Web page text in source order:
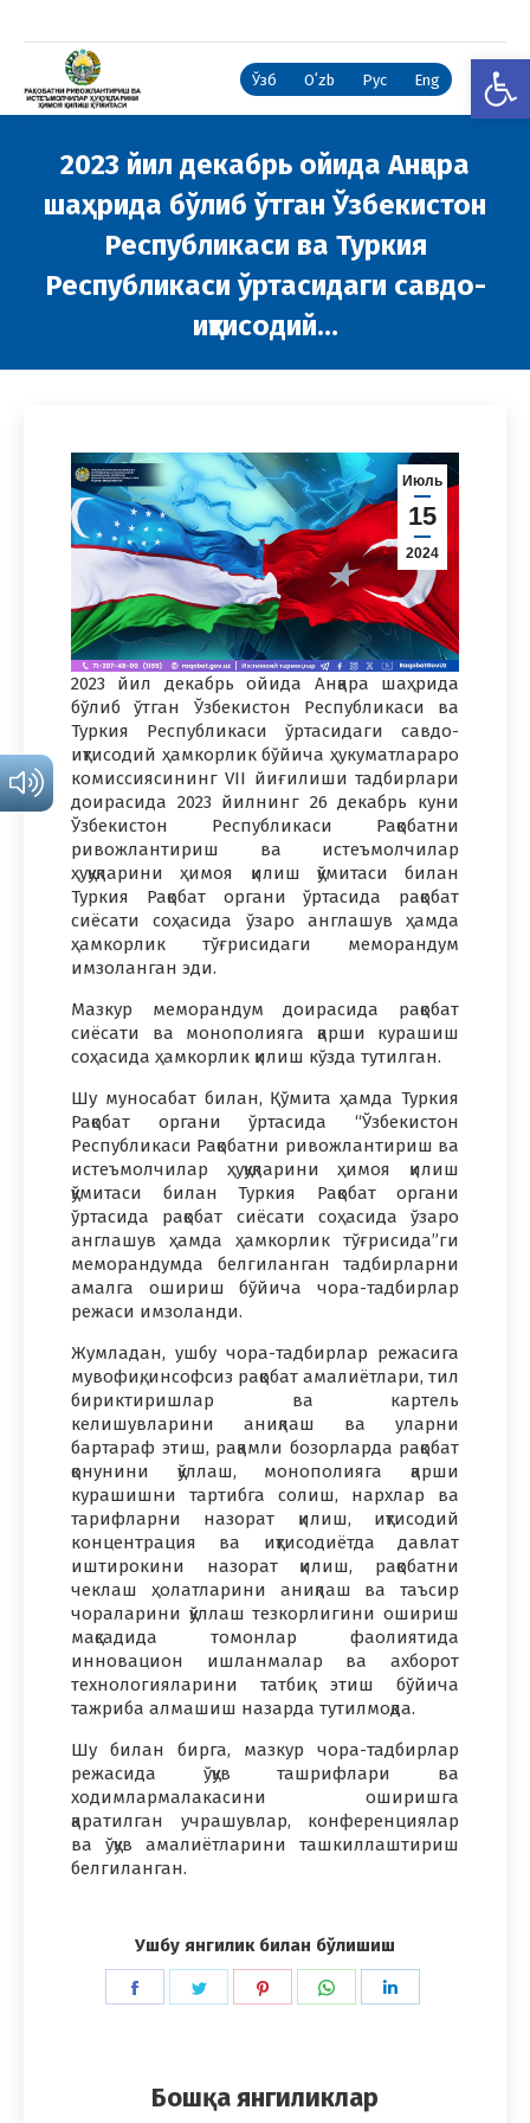
Ўзб Oʻzb Рус Eng
2023 йил декабрь ойида Анқара
шаҳрида бўлиб ўтган Ўзбекистон
Республикаси ва Туркия
Республикаси ўртасидаги савдо-
иқтисодий…
Июль
15
2024
2023 йил декабрь ойида Анқара шаҳрида
бўлиб ўтган Ўзбекистон Республикаси ва
Туркия Республикаси ўртасидаги савдо-
иқтисодий ҳамкорлик бўйича ҳукуматлараро
комиссиясининг VII йиғилиши тадбирлари
доирасида 2023 йилнинг 26 декабрь куни
Ўзбекистон Республикаси Рақобатни
ривожлантириш ва истеъмолчилар
ҳуқуқларини ҳимоя қилиш қўмитаси билан
Туркия Рақобат органи ўртасида рақобат
сиёсати соҳасида ўзаро англашув ҳамда
ҳамкорлик тўғрисидаги меморандум
имзоланган эди.
Мазкур меморандум доирасида рақобат
сиёсати ва монополияга қарши курашиш
соҳасида ҳамкорлик қилиш кўзда тутилган.
Шу муносабат билан, Қўмита ҳамда Туркия
Рақобат органи ўртасида “Ўзбекистон
Республикаси Рақобатни ривожлантириш ва
истеъмолчилар ҳуқуқларини ҳимоя қилиш
қўмитаси билан Туркия Рақобат органи
ўртасида рақобат сиёсати соҳасида ўзаро
англашув ҳамда ҳамкорлик тўғрисида”ги
меморандумда белгиланган тадбирларни
амалга ошириш бўйича чора-тадбирлар
режаси имзоланди.
Жумладан, ушбу чора-тадбирлар режасига
мувофиқ, инсофсиз рақобат амалиётлари, тил
бириктиришлар ва картель
келишувларини аниқлаш ва уларни
бартараф этиш, рақамли бозорларда рақобат
қонунини қўллаш, монополияга қарши
курашишни тартибга солиш, нархлар ва
тарифларни назорат қилиш, иқтисодий
концентрация ва иқтисодиётда давлат
иштирокини назорат қилиш, рақобатни
чеклаш ҳолатларини аниқлаш ва таъсир
чораларини қўллаш тезкорлигини ошириш
мақсадида томонлар фаолиятида
инновацион ишланмалар ва ахборот
технологияларини татбиқ этиш бўйича
тажриба алмашиш назарда тутилмоқда.
Шу билан бирга, мазкур чора-тадбирлар
режасида ўқув ташрифлари ва
ходимлармалакасини оширишга
қаратилган учрашувлар, конференциялар
ва ўқув амалиётларини ташкиллаштириш
белгиланган.
Ушбу янгилик билан бўлишиш
Share
Share
Share
Share
Бошқа янгиликлар